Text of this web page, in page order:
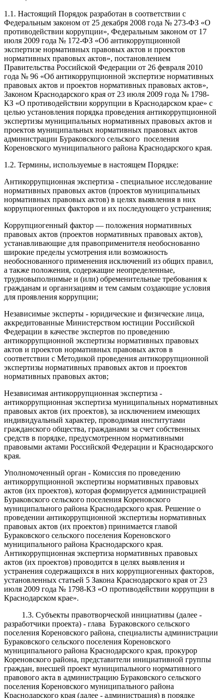
1.1. Настоящий Порядок разработан в соответствии с
Федеральным законом от 25 декабря 2008 года № 273-ФЗ «О
противодействии коррупции», Федеральным законом от 17
июля 2009 года № 172-ФЗ «Об антикоррупционной
экспертизе нормативных правовых актов и проектов
нормативных правовых актов», постановлением
Правительства Российской Федерации от 26 февраля 2010
года № 96 «Об антикоррупционной экспертизе нормативных
правовых актов и проектов нормативных правовых актов»,
Законом Краснодарского края от 23 июля 2009 года № 1798-
КЗ «О противодействии коррупции в Краснодарском крае» с
целью установления порядка проведения антикоррупционной
экспертизы муниципальных нормативных правовых актов и
проектов муниципальных нормативных правовых актов
администрации Бураковского сельского поселения
Кореновского муниципального района Краснодарского края.
1.2. Термины, используемые в настоящем Порядке:
Антикоррупционная экспертиза - специальное исследование
нормативных правовых актов (проектов муниципальных
нормативных правовых актов) в целях выявления в них
коррупциогенных факторов и их последующего устранения;
Коррупциогенный фактор — положения нормативных
правовых актов (проектов нормативных правовых актов),
устанавливающие для правоприменителя необоснованно
широкие пределы усмотрения или возможность
необоснованного применения исключений из общих правил,
а также положения, содержащие неопределенные,
трудновыполнимые и (или) обременительные требования к
гражданам и организациям и тем самым создающие условия
для проявления коррупции;
Независимые эксперты - юридические и физические лица,
аккредитованные Министерством юстиции Российской
Федерации в качестве экспертов по проведению
антикоррупционной экспертизы нормативных правовых
актов и проектов нормативных правовых актов в
соответствии с Методикой проведения антикоррупционной
экспертизы нормативных правовых актов и проектов
нормативных правовых актов;
Независимая антикоррупционная экспертиза -
антикоррупционная экспертиза муниципальных нормативных
правовых актов (их проектов), за исключением имеющих
индивидуальный характер, проводимая институтами
гражданского общества, гражданами за счет собственных
средств в порядке, предусмотренном нормативными
правовыми актами Российской Федерации и Краснодарского
края.
Уполномоченный орган - Комиссия по проведению
антикоррупционной экспертизы нормативных правовых
актов (их проектов), которая формируется администрацией
Бураковского сельского поселения Кореновского
муниципального района Краснодарского края. Решение о
проведении антикоррупционной экспертизы нормативных
правовых актов (их проектов) принимается главой
Бураковского сельского поселения Кореновского
муниципального района Краснодарского края.
Антикоррупционная экспертиза нормативных правовых
актов (их проектов) проводится в целях выявления и
устранения содержащихся в них коррупциогенных факторов,
установленных статьей 5 Закона Краснодарского края от 23
июля 2009 года № 1798-КЗ «О противодействии коррупции в
Краснодарском крае».
1.3. Субъекты правотворческой инициативы (далее -
разработчики проекта) - глава Бураковского сельского
поселения Кореновского района, специалисты администрации
Бураковского сельского поселения Кореновского
муниципального района Краснодарского края, прокурор
Кореновского района, представители инициативной группы
граждан, внесшей проект муниципального нормативного
правового акта в администрацию Бураковского сельского
поселения Кореновского муниципального района
Краснодарского края (далее - администрация) в порядке